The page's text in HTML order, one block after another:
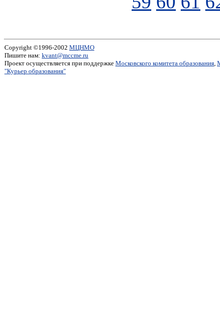
Copyright ©1996-2002 МЦНМО
Пишите нам: kvant@mccme.ru
Проект осуществляется при поддержке Московского комитета образования,
"Курьер образования"